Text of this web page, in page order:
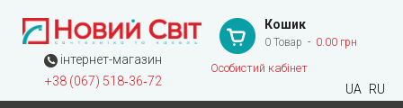
інтернет-магазин
+38 (067) 518‑36‑72
Кошик
0 Товар 0.00 грн
Особистий кабінет
UA RU